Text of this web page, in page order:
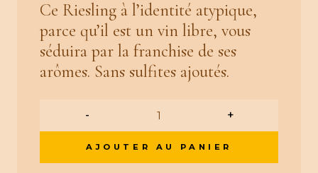
Ce Riesling à l’identité atypique,
parce qu’il est un vin libre, vous
séduira par la franchise de ses
arômes. Sans sulfites ajoutés.
- +
AJOUTER AU PANIER